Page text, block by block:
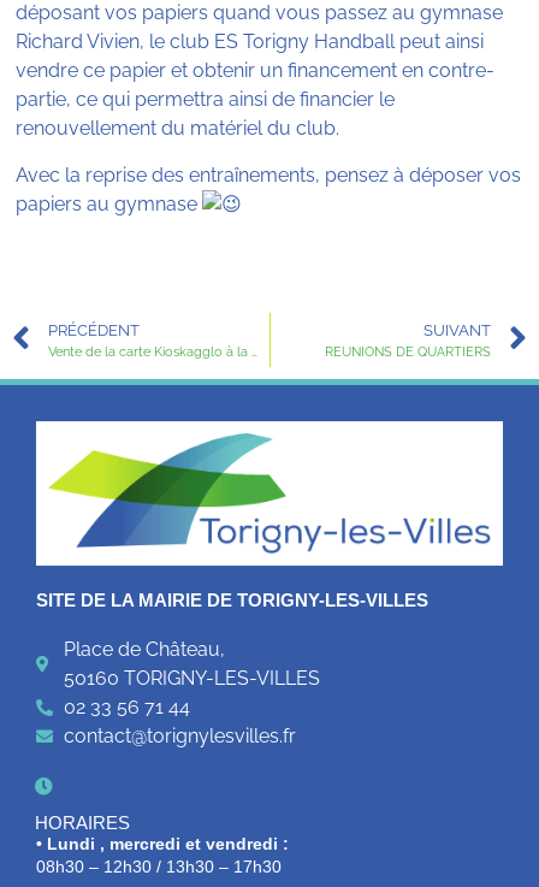
déposant vos papiers quand vous passez au gymnase
Richard Vivien, le club ES Torigny Handball peut ainsi
vendre ce papier et obtenir un financement en contre-
partie, ce qui permettra ainsi de financier le
renouvellement du matériel du club.
Avec la reprise des entraînements, pensez à déposer vos
papiers au gymnase
PRÉCÉDENT
Vente de la carte Kioskagglo à la médiathèque à partir du mercredi 24 août
SUIVANT
REUNIONS DE QUARTIERS
SITE DE LA MAIRIE DE TORIGNY-LES-VILLES
Place de Château,
50160 TORIGNY-LES-VILLES
02 33 56 71 44
contact@torignylesvilles.fr
HORAIRES
• Lundi , mercredi et vendredi :
08h30 – 12h30 / 13h30 – 17h30